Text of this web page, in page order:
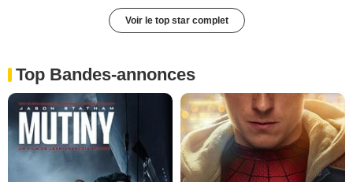
Voir le top star complet
Top Bandes-annonces